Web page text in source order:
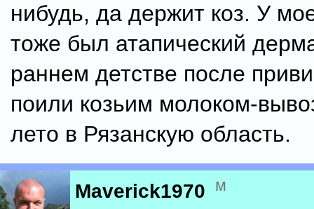
нибудь, да держит коз. У
тоже был атапический
раннем детстве после
поили козьим молоком-
лето в Рязанскую область.
Maverick1970 м